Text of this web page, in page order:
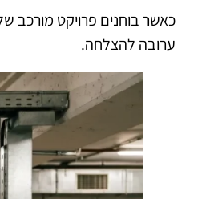
כאשר בוחנים פרויקט מורכב
ערובה להצלחה.